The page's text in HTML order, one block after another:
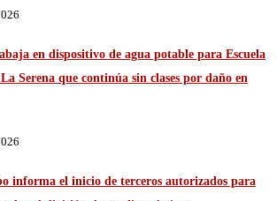
en dispositivo de agua potable para Escuela
Serena que continúa sin clases por daño en
informa el inicio de terceros autorizados para